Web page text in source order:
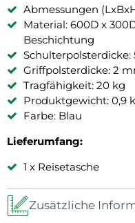
Abmessungen
Material: 600D x
Beschichtung
Schulterpolsterdicke:
Griffpolsterdicke: 2
Tragfähigkeit: 20 kg
Produktgewicht: 0,9
Farbe: Blau
Lieferumfang:
1 x Reisetasche
Zusätzliche